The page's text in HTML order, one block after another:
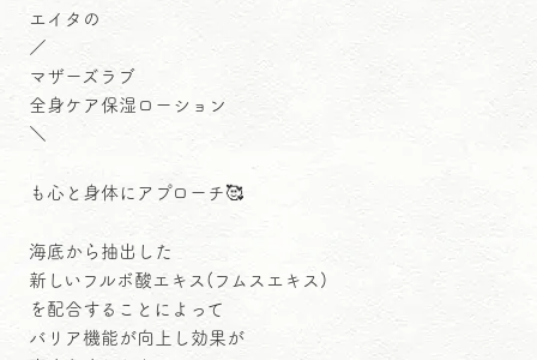
エイタの
／
マザーズラブ
全身ケア保湿ローション
＼
も心と身体にアプローチ🥰
海底から抽出した
新しいフルボ酸エキス(フムスエキス)
を配合することによって
バリア機能が向上し効果が